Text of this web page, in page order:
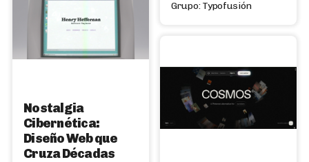
Grupo: Typofusión
Nostalgia
Cibernética:
Diseño Web que
Cruza Décadas